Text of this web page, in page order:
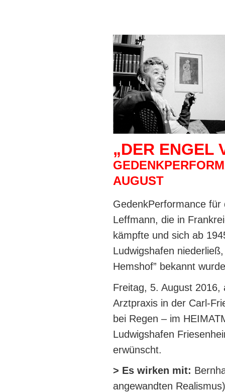
„DER ENGEL
AUGUST
GedenkPerformance für
Leffmann, die in
kämpfte und sich ab
Ludwigshafen
Hemshof” bekannt
Freitag, 5. August 2016,
Arztpraxis in der Carl-
bei Regen – im
Ludwigshafen
erwünscht.
> Es wirken mit:
angewandten